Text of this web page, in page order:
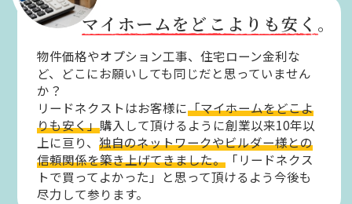
マイホームをどこよりも安く。
物件価格やオプション工事、住宅ローン金利な
ど、どこにお願いしても同じだと思っていません
か？
リードネクストはお客様に「マイホームをどこよ
りも安く」購入して頂けるように創業以来10年以
上に亘り、独自のネットワークやビルダー様との
信頼関係を築き上げてきました。 「リードネクス
トで買ってよかった」と思って頂けるよう今後も
尽力して参ります。